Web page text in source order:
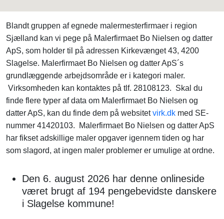
Blandt gruppen af egnede malermesterfirmaer i region
Sjælland kan vi pege på Malerfirmaet Bo Nielsen og datter
ApS, som holder til på adressen Kirkevænget 43, 4200
Slagelse. Malerfirmaet Bo Nielsen og datter ApS´s
grundlæggende arbejdsområde er i kategori maler.
Virksomheden kan kontaktes på tlf. 28108123. Skal du
finde flere typer af data om Malerfirmaet Bo Nielsen og
datter ApS, kan du finde dem på websitetvirk.dk med SE-
nummer 41420103. Malerfirmaet Bo Nielsen og datter ApS
har fikset adskillige maler opgaver igennem tiden og har
som slagord, at ingen maler problemer er umulige at ordne.
Den 6. august 2026 har denne onlineside
været brugt af 194 pengebevidste danskere
i Slagelse kommune!